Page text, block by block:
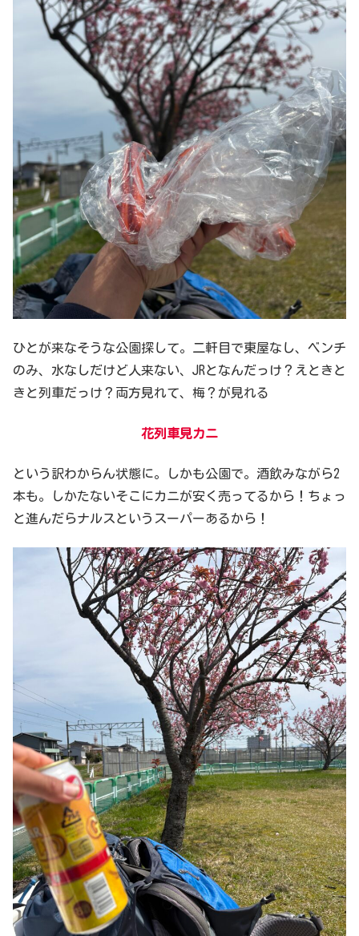
ひとが来なそうな公園探して。二軒目で東屋なし、ベンチ
のみ、水なしだけど人来ない、JRとなんだっけ？えときと
きと列車だっけ？両方見れて、梅？が見れる
花列車見カニ
という訳わからん状態に。しかも公園で。酒飲みながら2
本も。しかたないそこにカニが安く売ってるから！ちょっ
と進んだらナルスというスーパーあるから！